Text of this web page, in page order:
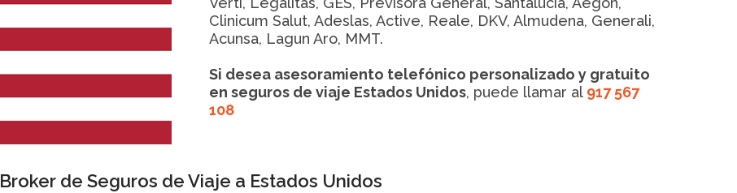
Clinicum Salut, Adeslas, Active, Reale, DKV, Almudena, Generali,
Acunsa, Lagun Aro, MMT.
Si desea asesoramiento telefónico personalizado y gratuito
en seguros de viaje Estados Unidos, puede llamar al 917 567
108
Broker de Seguros de Viaje a Estados Unidos